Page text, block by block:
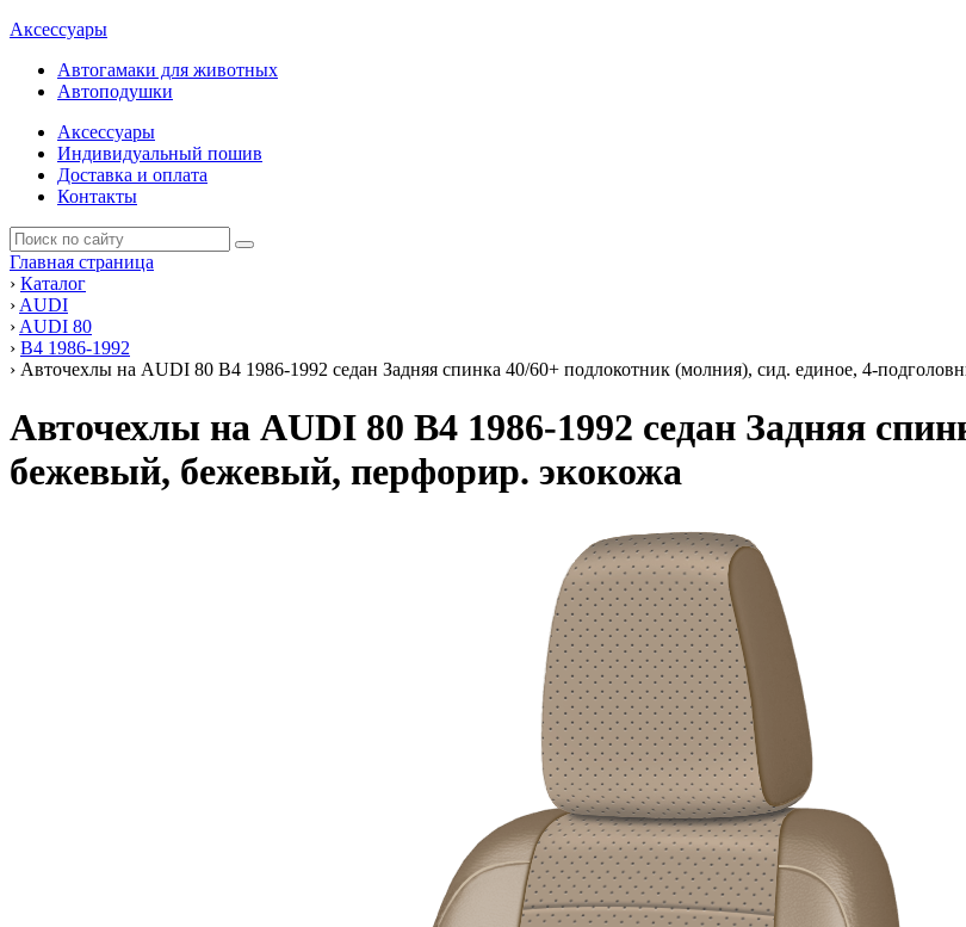
Аксессуары
Автогамаки для животных
Автоподушки
Аксессуары
Индивидуальный пошив
Доставка и оплата
Контакты
Главная страница
› Каталог
› AUDI
› AUDI 80
› В4 1986-1992
› Авточехлы на AUDI 80 В4 1986-1992 седан Задняя спинка 40/60+ подлокотник (молния), сид. единое, 4-
Авточехлы на AUDI 80 В4 1986-1992 седан Задняя
бежевый, бежевый, перфорир. экокожа